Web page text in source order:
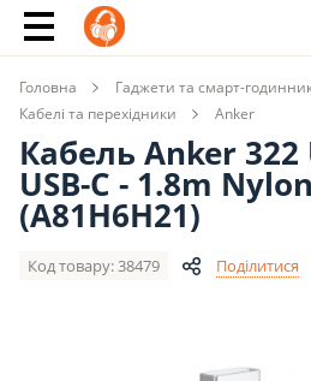
Ім'я
Телефон
Головна
Гаджети та смарт-
Кабелі та перехідники
Anker
Кабель Anker 322
USB-C - 1.8m
(A81H6H21)
Код товару: 38479 Поділитися